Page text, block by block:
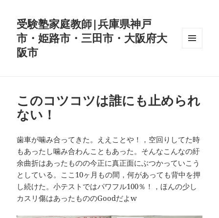
受験塾家庭教師|兵庫県神戸
市・姫路市・三田市・大阪府大
阪市
このコツコツは誰にも止められ
ない！
歯車が噛み合ってきた。ええことや！，空回りしてた時
もあったし噛み合わんこともあった。そんなこんなの紆
余曲折はあったものの今正に真正面にぶつかっていこう
としている。ここ10ヶ月もの間，何があっても背中を押
し続けた。小テストではパワフル100％！，ほんの少し
カスリ傷はあったもののGoodだよw